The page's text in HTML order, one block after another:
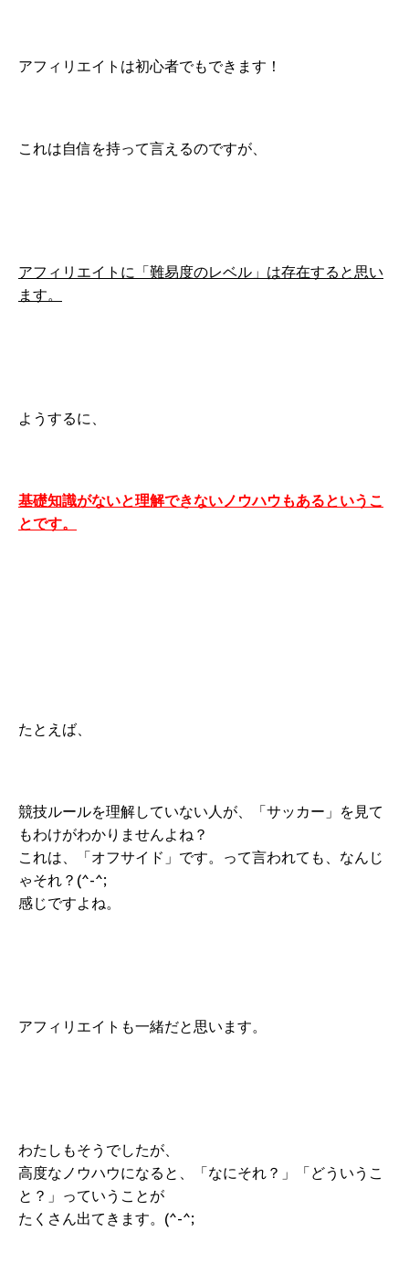
アフィリエイトは初心者でもできます！
これは自信を持って言えるのですが、
アフィリエイトに「難易度のレベル」は存在すると思い
ます。
ようするに、
基礎知識がないと理解できないノウハウもあるというこ
とです。
たとえば、
競技ルールを理解していない人が、「サッカー」を見て
もわけがわかりませんよね？
これは、「オフサイド」です。って言われても、なんじ
ゃそれ？(^-^;
感じですよね。
アフィリエイトも一緒だと思います。
わたしもそうでしたが、
高度なノウハウになると、「なにそれ？」「どういうこ
と？」っていうことが
たくさん出てきます。(^-^;